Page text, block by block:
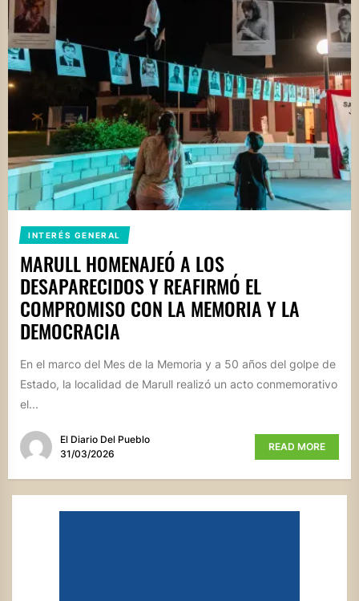
INTERÉS GENERAL
MARULL HOMENAJEÓ A LOS
DESAPARECIDOS Y REAFIRMÓ EL
COMPROMISO CON LA MEMORIA Y LA
DEMOCRACIA
En el marco del Mes de la Memoria y a 50 años del golpe de
Estado, la localidad de Marull realizó un acto conmemorativo
el...
El Diario Del Pueblo
31/03/2026
READ MORE